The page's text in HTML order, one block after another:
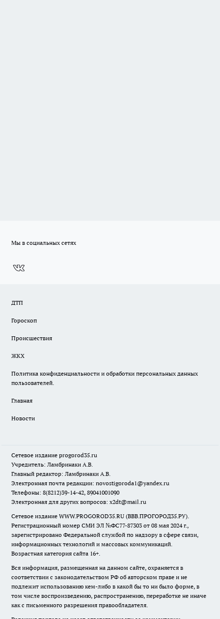
Мы в социальных сетях
ДТП
Гороскоп
Происшествия
ЖКХ
Политика конфиденциальности и обработки персональных данных
пользователей.
Главная
Новости
Сетевое издание progorod35.ru
Учредитель: Ламбринаки А.В.
Главный редактор: Ламбринаки А.В.
Электронная почта редакции: novostigoroda1@yandex.ru
Телефоны: 8(8212)39-14-42, 89041001090
Электронная для других вопросов: x2dt@mail.ru
Сетевое издание WWW.PROGOROD35.RU (ВВВ.ПРОГОРОД35.РУ).
Регистрационный номер СМИ ЭЛ №ФС77-87303 от 08 мая 2024 г.,
зарегистрировано Федеральной службой по надзору в сфере связи,
информационных технологий и массовых коммуникаций.
Возрастная категория сайта 16+.
Вся информация, размещенная на данном сайте, охраняется в
соответствии с законодательством РФ об авторском праве и не
подлежит использованию кем-либо в какой бы то ни было форме, в
том числе воспроизведению, распространению, переработке не иначе
как с письменного разрешения правообладателя.